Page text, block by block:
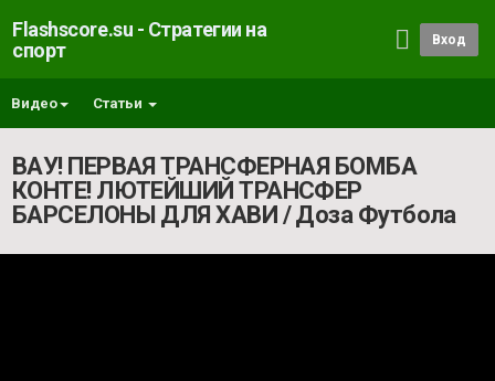
Flashscore.su - Стратегии на
спорт
Вход
Видео Статьи
ВАУ! ПЕРВАЯ ТРАНСФЕРНАЯ БОМБА
КОНТЕ! ЛЮТЕЙШИЙ ТРАНСФЕР
БАРСЕЛОНЫ ДЛЯ ХАВИ / Доза Футбола